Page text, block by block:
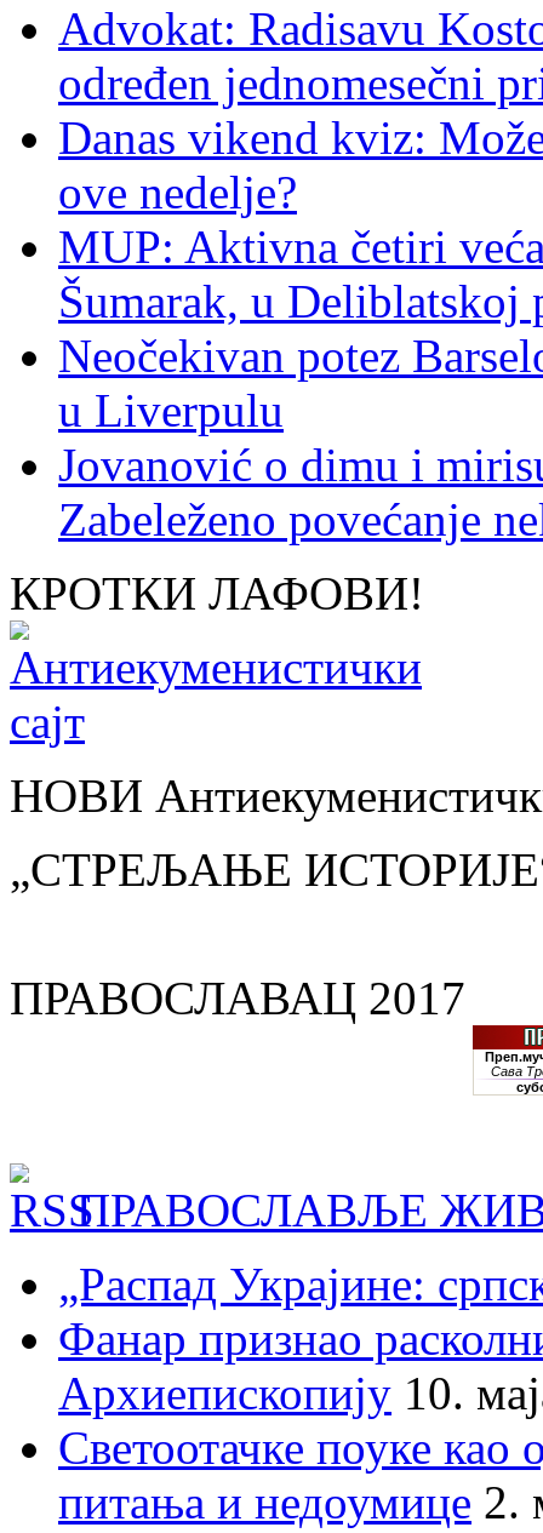
Advokat: Radisavu
određen jednomesečni
Danas vikend kviz:
ove nedelje?
MUP: Aktivna četiri
Šumarak, u Deliblatskoj
Neočekivan potez
u Liverpulu
Jovanović o dimu i
Zabeleženo povećanje
КРОТКИ ЛАФОВИ!
НОВИ
„СТРЕЉАЊЕ
ПРАВОСЛАВАЦ 2017
ПРАВОСЛАВЉЕ
„Распад Украјине:
Фанар признао
Архиепископију 10.
Светоотачке поуке као
питања и недоумице 2.